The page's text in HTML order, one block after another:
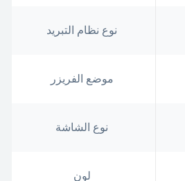
نوع نظام التبريد
موضع الفريزر
نوع الشاشة
لون